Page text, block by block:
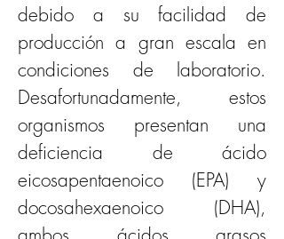
debido a su facilidad de
producción a gran escala en
condiciones de laboratorio.
Desafortunadamente, estos
organismos presentan una
deficiencia de ácido
eicosapentaenoico (EPA) y
docosahexaenoico (DHA),